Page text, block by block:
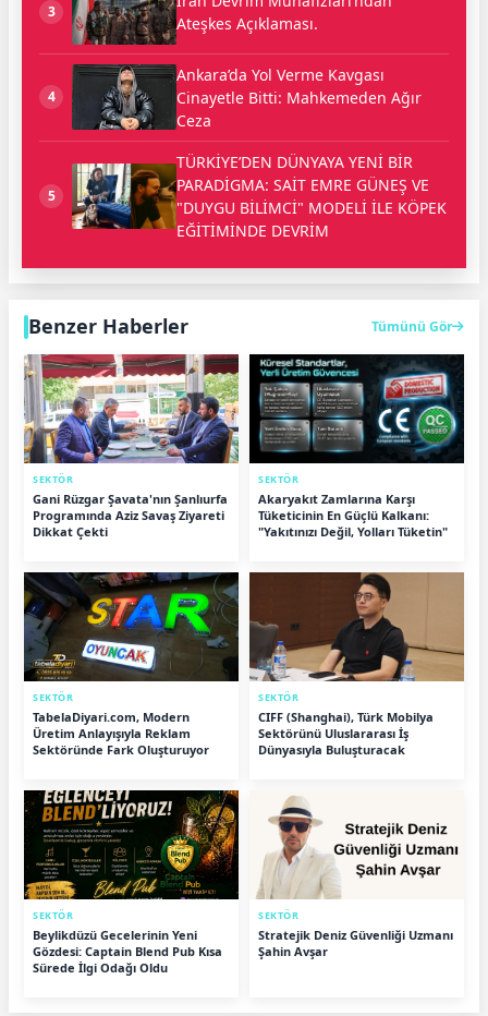
3
Ateşkes Açıklaması.
4
Ankara’da Yol Verme Kavgası
Cinayetle Bitti: Mahkemeden Ağır
Ceza
5
TÜRKİYE’DEN DÜNYAYA YENİ BİR
PARADİGMA: SAİT EMRE GÜNEŞ VE
"DUYGU BİLİMCİ" MODELİ İLE KÖPEK
EĞİTİMİNDE DEVRİM
Benzer Haberler Tümünü Gör
SEKTÖR
Gani Rüzgar Şavata'nın Şanlıurfa
Programında Aziz Savaş Ziyareti
Dikkat Çekti
SEKTÖR
Akaryakıt Zamlarına Karşı
Tüketicinin En Güçlü Kalkanı:
"Yakıtınızı Değil, Yolları Tüketin"
SEKTÖR
TabelaDiyari.com, Modern
Üretim Anlayışıyla Reklam
Sektöründe Fark Oluşturuyor
SEKTÖR
CIFF (Shanghai), Türk Mobilya
Sektörünü Uluslararası İş
Dünyasıyla Buluşturacak
SEKTÖR
Beylikdüzü Gecelerinin Yeni
Gözdesi: Captain Blend Pub Kısa
Sürede İlgi Odağı Oldu
SEKTÖR
Stratejik Deniz Güvenliği Uzmanı
Şahin Avşar